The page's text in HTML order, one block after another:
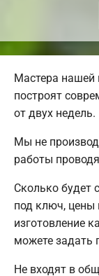
Мастера нашей
построят
от двух недель.
Мы не
работы
Сколько будет
под ключ, цены
изготовление
можете задать
Не входят в